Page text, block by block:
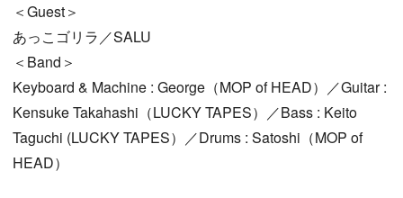
＜Guest＞
あっこゴリラ／SALU
＜Band＞
Keyboard & Machine : George（MOP of HEAD）／Guitar :
Kensuke Takahashi（LUCKY TAPES）／Bass : Keito
Taguchi (LUCKY TAPES）／Drums : Satoshi（MOP of
HEAD）